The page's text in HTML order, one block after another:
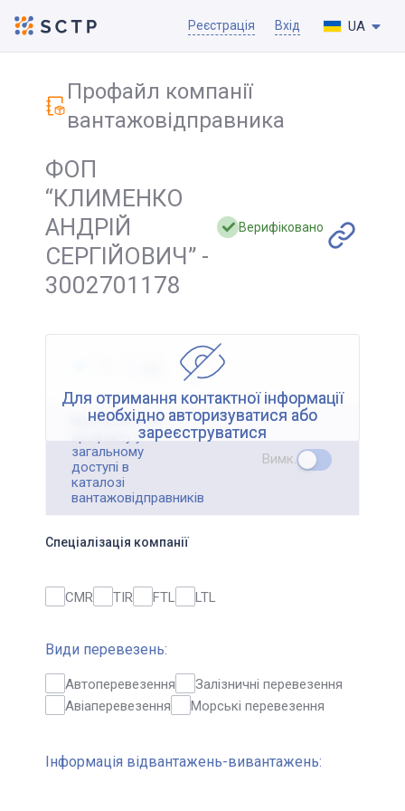
Реєстрація Вхід UA
Профайл компанії
вантажовідправника
ФОП
“КЛИМЕНКО
АНДРІЙ
СЕРГІЙОВИЧ” -
3002701178
Верифіковано
Для отримання контактної інформації
необхідно авторизуватися або
зареєструватися
Відображення
профайлу у
загальному
доступі в
каталозі
вантажовідправників
Вимк.
Спеціалізація компанії
CMR TIR FTL LTL
Види перевезень:
Автоперевезення
Залізничні перевезення
Авіаперевезення
Морські перевезення
Інформація відвантажень-вивантажень: